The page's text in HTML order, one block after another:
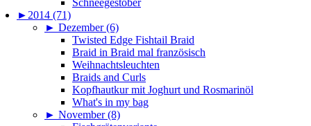
► 2014 (71)
► Dezember (6)
Twisted Edge Fishtail Braid
Braid in Braid mal französisch
Weihnachtsleuchten
Braids and Curls
Kopfhautkur mit Joghurt und Rosmarinöl
What's in my bag
► November (8)